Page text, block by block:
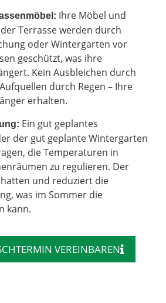
Ihre Möbel und
Terrasse werden durch
oder Wintergarten vor
geschützt, was ihre
Kein Ausbleichen durch
durch Regen – Ihre
erhalten.
Ein gut geplantes
der gut geplante Wintergarten
die Temperaturen in
zu regulieren. Der
und reduziert die
was im Sommer die
kann.
VEREINBAREN